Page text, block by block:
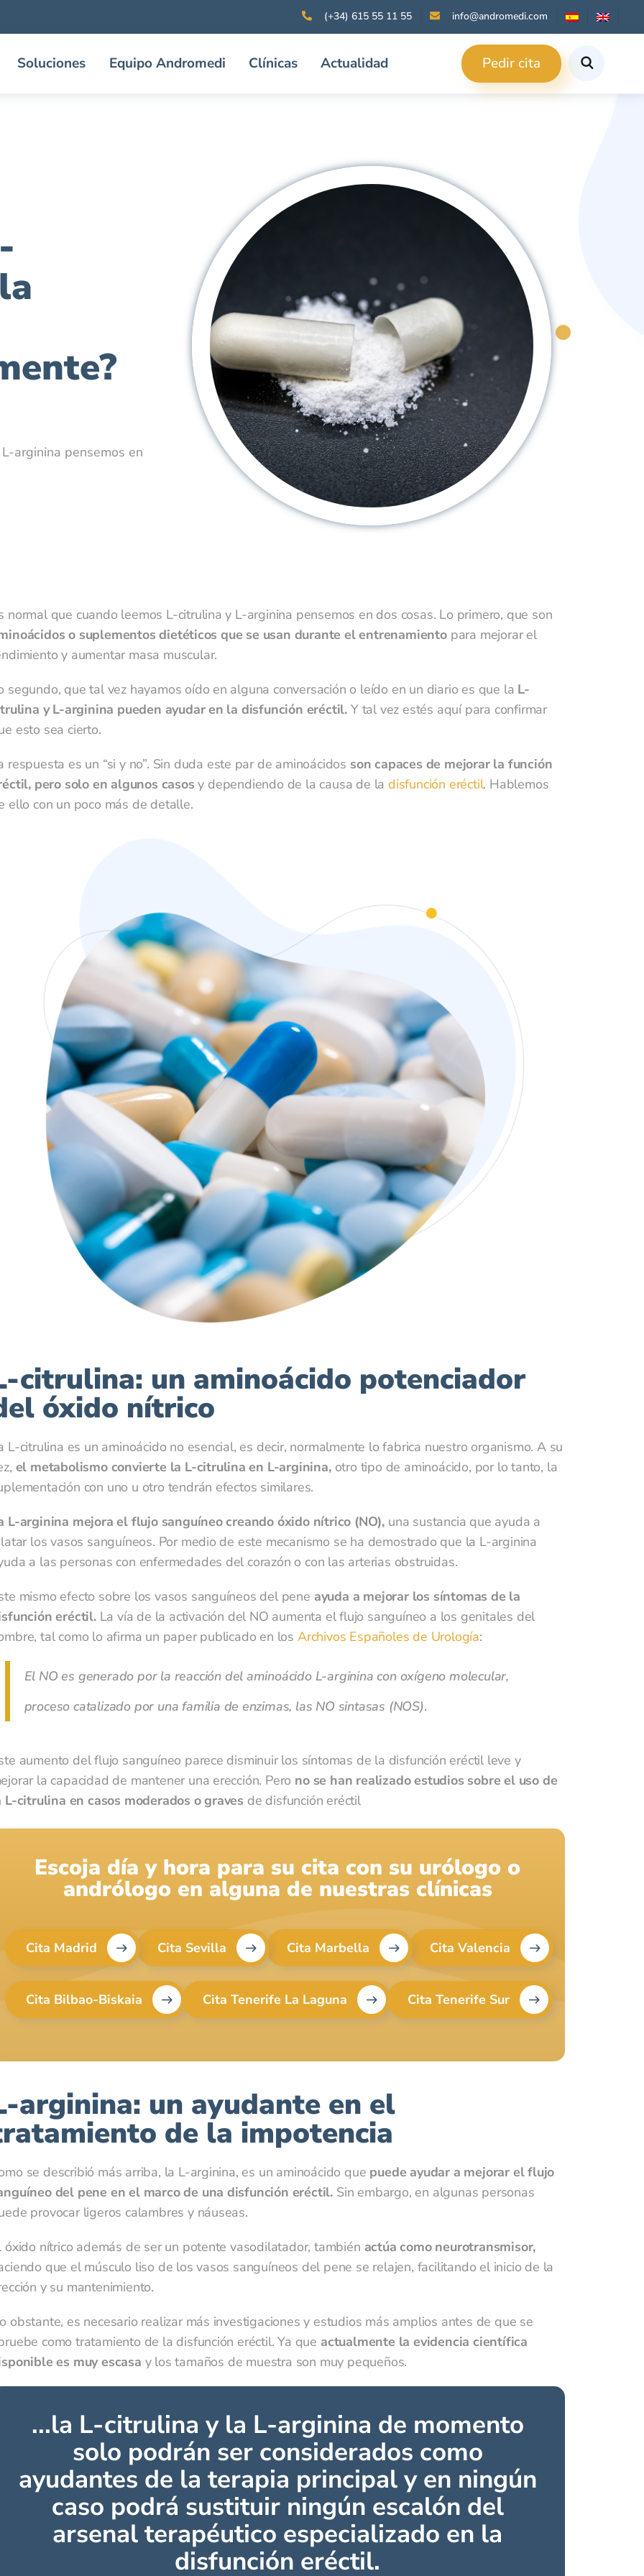
(+34) 615 55 11 55 info@andromedi.com
Soluciones Equipo Andromedi Clínicas Actualidad Pedir cita
arginina pensemos en
normal que cuando leemos L-citrulina y L-arginina pensemos en dos cosas. Lo primero, que son
o suplementos dietéticos que se usan durante el entrenamientopara mejorar el
y aumentar masa muscular.
segundo, que tal vez hayamos oído en alguna conversación o leído en un diario es que la L-
y L-arginina pueden ayudar en la disfunción eréctil. Y tal vez estés aquí para confirmar
esto sea cierto.
respuesta es un “si y no”. Sin duda este par de aminoácidos son capaces de mejorar la función
pero solo en algunos casos y dependiendo de la causa de la disfunción eréctil. Hablemos
ello con un poco más de detalle.
citrulina: un aminoácido potenciador
óxido nítrico
L-citrulina es un aminoácido no esencial, es decir, normalmente lo fabrica nuestro organismo. A su
el metabolismo convierte la L-citrulina en L-arginina,otro tipo de aminoácido, por lo tanto, la
con uno u otro tendrán efectos similares.
L-arginina mejora el flujo sanguíneo creando óxido nítrico (NO), una sustancia que ayuda a
los vasos sanguíneos. Por medio de este mecanismo se ha demostrado que la L-arginina
a las personas con enfermedades del corazón o con las arterias obstruidas.
mismo efecto sobre los vasos sanguíneos del pene ayuda a mejorar los síntomas de la
eréctil.La vía de la activación del NO aumenta el flujo sanguíneo a los genitales del
tal como lo afirma un paper publicado en los Archivos Españoles de Urología:
El NO es generado por la reacción del aminoácido L-arginina con oxígeno molecular,
proceso catalizado por una familia de enzimas, las NO sintasas (NOS).
aumento del flujo sanguíneo parece disminuir los síntomas de la disfunción eréctil leve y
la capacidad de mantener una erección. Pero no se han realizado estudios sobre el uso de
L-citrulina en casos moderados o graves de disfunción eréctil
Escoja día y hora para su cita con su urólogo o
andrólogo en alguna de nuestras clínicas
Cita Valencia
Cita Marbella
Cita Sevilla
Cita Madrid
Cita Bilbao-Biskaia Cita Tenerife La Laguna Cita Tenerife Sur
arginina: un ayudante en el
de la impotencia
se describió más arriba, la L-arginina, es un aminoácido que puede ayudar a mejorar el flujo
del pene en el marco de una disfunción eréctil. Sin embargo, en algunas personas
provocar ligeros calambres y náuseas.
óxido nítrico además de ser un potente vasodilatador, también actúa como neurotransmisor,
que el músculo liso de los vasos sanguíneos del pene se relajen, facilitando el inicio de la
y su mantenimiento.
obstante, es necesario realizar más investigaciones y estudios más amplios antes de que se
como tratamiento de la disfunción eréctil. Ya que actualmente la evidencia científica
es muy escasa y los tamaños de muestra son muy pequeños.
...la L-citrulina y la L-arginina de momento
solo podrán ser considerados como
ayudantes de la terapia principal y en ningún
caso podrá sustituir ningún escalón del
arsenal terapéutico especializado en la
disfunción eréctil.
es el motivo de su consulta?
adjuntar un archivo? Analíticas, pruebas.
de tamaño de los archivos es de 20 MB.
*
móvil
cita presencial o telemedicina *
leído y acepto las políticas de privacidad. El responsable de los datos que
es la Clínica Andromedi, sin cederlo a terceros de ningún tipo. El envío de
puedes limitar, recuperar y borrar tu información,
introduzcas es la Clínica Andromedi, sin cederlo a terceros de ningún tipo. El envío de
correspondencia privada y newsletters es la finalidad de su almacenamiento y
limitar, recuperar y borrar tu información, aquí
He leído y acepto las políticas de
privacidad. El responsable de los datos que introduzcas es la Clínica Andromedi, sin
cederlo a terceros de ningún tipo. El envío de correspondencia privada y newsletters es
la finalidad de su almacenamiento y tratamiento en la base de datos de andromedi.com
(UE). En cualquier momento puedes limitar, recuperar y borrar tu información, aquí